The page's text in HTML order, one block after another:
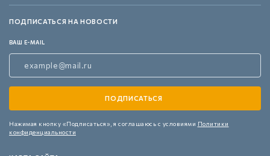
ПОДПИСАТЬСЯ НА НОВОСТИ
ВАШ E-MAIL
Нажимая кнопку «Подписаться», я соглашаюсь с условиями Политики
конфиденциальности